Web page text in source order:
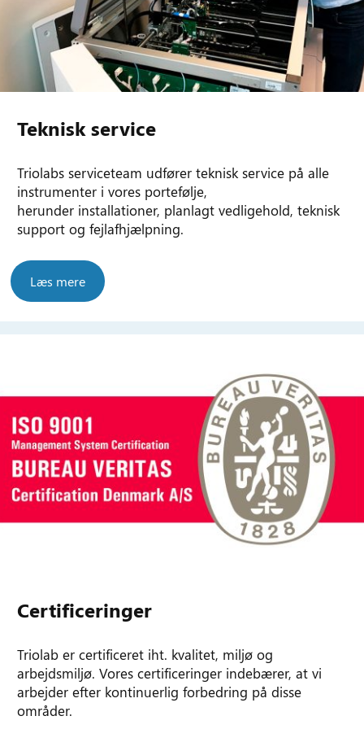
Teknisk service
Triolabs serviceteam udfører teknisk service på alle
instrumenter i vores portefølje,
herunder installationer, planlagt vedligehold, teknisk
support og fejlafhjælpning.
Læs mere
Certificeringer
Triolab er certificeret iht. kvalitet, miljø og
arbejdsmiljø. Vores certificeringer indebærer, at vi
arbejder efter kontinuerlig forbedring på disse
områder.